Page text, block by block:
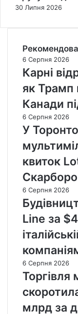
30 Липня 2026
6 Серпня 2026
Карні
як Трамп
Канади
6 Серпня 2026
У
квиток
Скарборо
6 Серпня 2026
Line за
6 Серпня 2026
млрд за